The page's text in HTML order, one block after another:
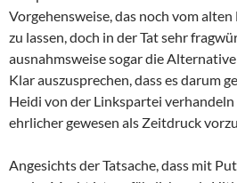
Vorgehensweise, das noch vom
zu lassen, doch in der Tat sehr
ausnahmsweise sogar die
Klar auszusprechen, dass es darum
Heidi von der Linkspartei verhandeln
ehrlicher gewesen als Zeitdruck
Angesichts der Tatsache, dass mit